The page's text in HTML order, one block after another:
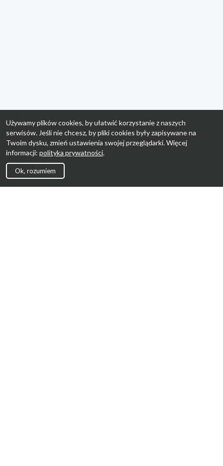
Używamy plików cookies, by ułatwić korzystanie z naszych
serwisów. Jeśli nie chcesz, by pliki cookies były zapisywane na
Twoim dysku, zmień ustawienia swojej przeglądarki. Więcej
informacji: polityka prywatności.
Ok, rozumiem